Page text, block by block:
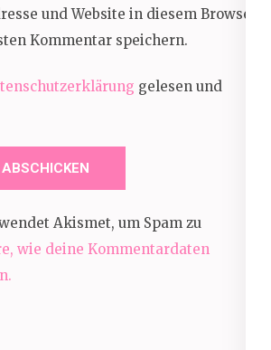
und Website in diesem Browser
Kommentar speichern.
gelesen und
Akismet, um Spam zu
wie deine Kommentardaten